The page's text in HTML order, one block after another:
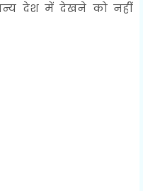
अन्य देश में देखने को नहीं